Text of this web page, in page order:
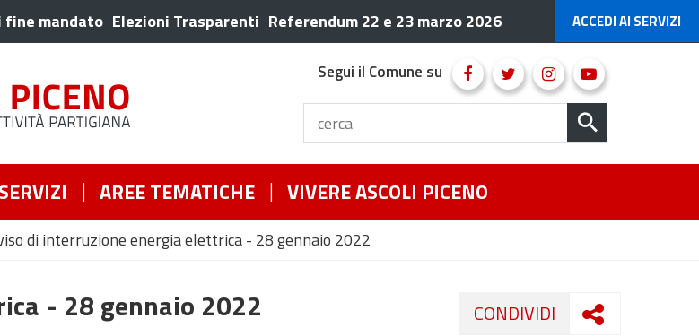
fine mandato Elezioni Trasparenti Referendum 22 e 23 marzo 2026 ACCEDI AI SERVIZI
Segui il Comune su
AREE TEMATICHE VIVERE ASCOLI PICENO
di interruzione energia elettrica - 28 gennaio 2022
CONDIVIDI
- 28 gennaio 2022